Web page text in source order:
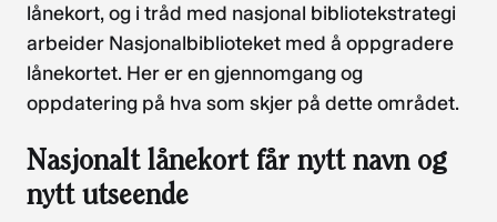
lånekort, og i tråd med nasjonal bibliotekstrategi
arbeider Nasjonalbiblioteket med å oppgradere
lånekortet. Her er en gjennomgang og
oppdatering på hva som skjer på dette området.
Nasjonalt lånekort får nytt navn og
nytt utseende